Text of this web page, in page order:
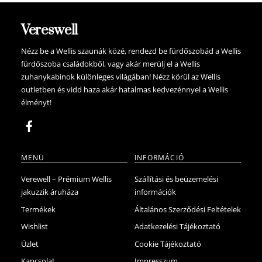
változatok
a
termékoldalon
választhatók
Vereswell
Nézz be a Wellis szaunák közé, rendezd be fürdőszobád a Wellis
fürdőszoba családokből, vagy akár merülj el a Wellis
zuhanykabinok különleges világában! Nézz körül az Wellis
outletben és vidd haza akár hatalmas kedvezénnyel a Wellis
élményt!
MENÜ
Verewell – Prémium Wellis
jakuzzik áruháza
Termékek
Wishlist
Üzlet
INFORMÁCIÓ
Szállítási és beüzemelési
információk
Általános Szerződési Feltételek
Adatkezelési Tájékoztató
Cookie Tájékoztató